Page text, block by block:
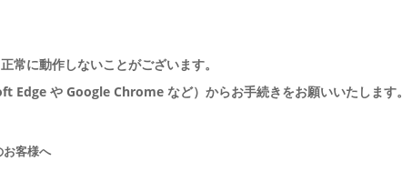
に動作しないことがございます。
Edge や Google Chrome など）からお手続きをお願いいたします。
客様へ